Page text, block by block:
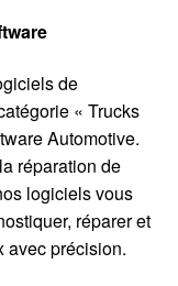
de
« Trucks
Automotive.
réparation de
logiciels vous
réparer et
avec précision.